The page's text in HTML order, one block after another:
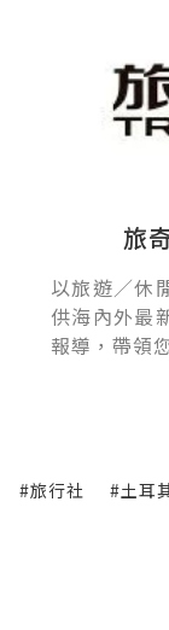
旅
以旅遊／休
供海內外最
報導，帶領
#旅行社 #土耳